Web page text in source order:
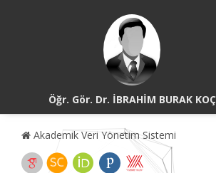
Öğr. Gör. Dr. İBRAHİM BURAK KOÇ
Akademik Veri Yönetim Sistemi